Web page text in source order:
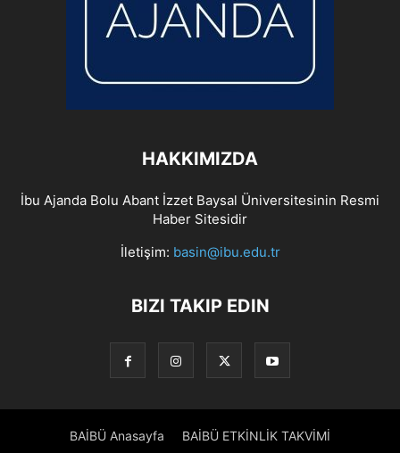
HAKKIMIZDA
İbu Ajanda Bolu Abant İzzet Baysal Üniversitesinin Resmi
Haber Sitesidir
İletişim: basin@ibu.edu.tr
BIZI TAKIP EDIN
BAİBÜ Anasayfa BAİBÜ ETKİNLİK TAKVİMİ